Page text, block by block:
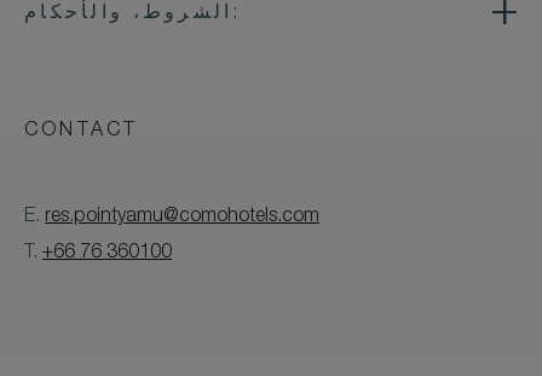
الشروط، والأحكام:
CONTACT
E. res.pointyamu@comohotels.com
T. +66 76 360100